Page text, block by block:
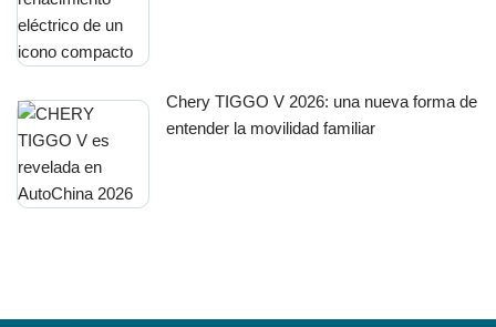
Chery TIGGO V 2026: una nueva forma de
entender la movilidad familiar